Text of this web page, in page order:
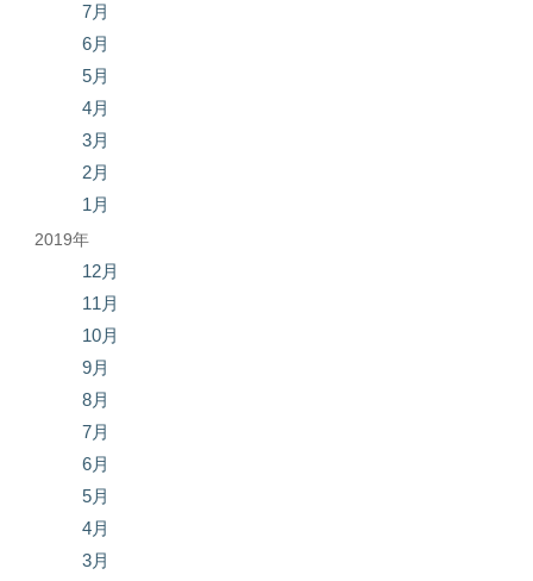
7月
6月
5月
4月
3月
2月
1月
2019年
12月
11月
10月
9月
8月
7月
6月
5月
4月
3月